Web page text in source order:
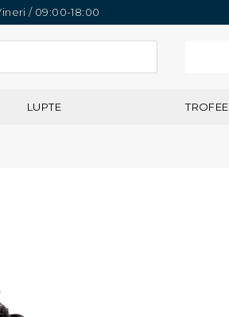
/ 09:00-18:00
LUPTE TROFEE